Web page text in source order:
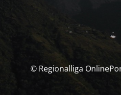
© Regionalliga